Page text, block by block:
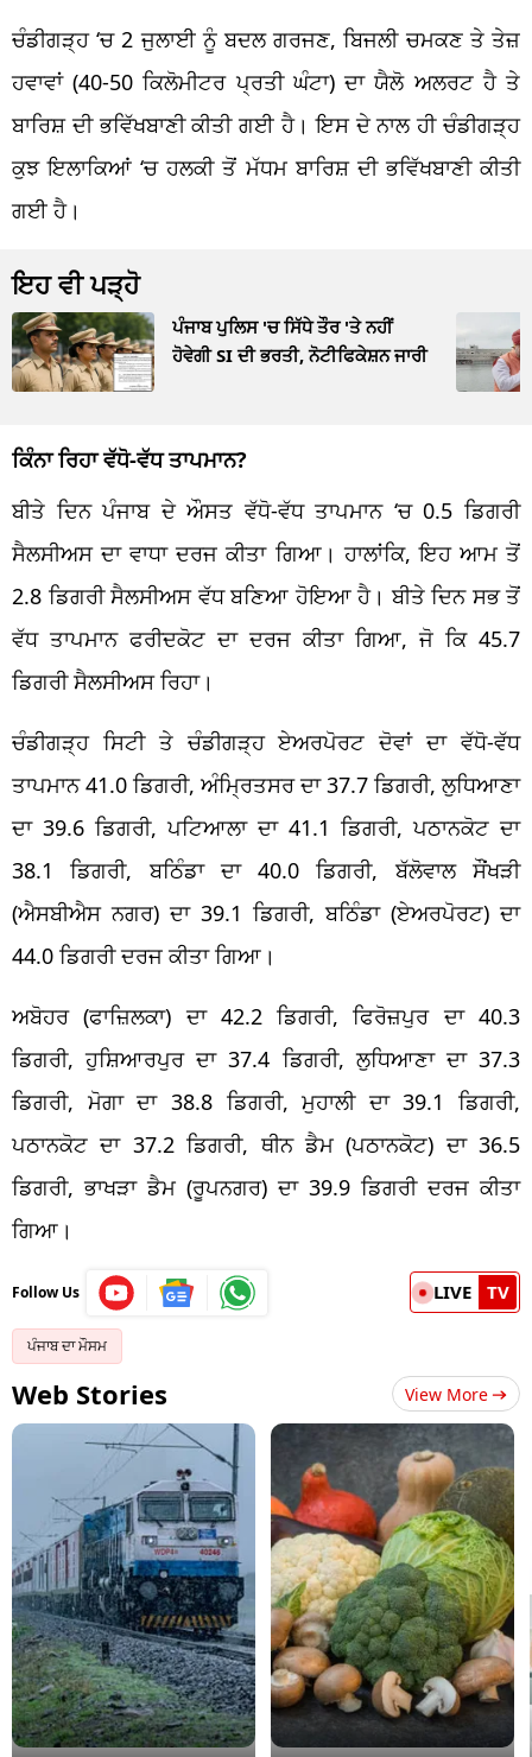
ਚੰਡੀਗੜ੍ਹ ‘ਚ 2 ਜੁਲਾਈ ਨੂੰ ਬਦਲ ਗਰਜਣ, ਬਿਜਲੀ ਚਮਕਣ ਤੇ ਤੇਜ਼
ਹਵਾਵਾਂ (40-50 ਕਿਲੋਮੀਟਰ ਪ੍ਰਤੀ ਘੰਟਾ) ਦਾ ਯੈਲੋ ਅਲਰਟ ਹੈ ਤੇ
ਬਾਰਿਸ਼ ਦੀ ਭਵਿੱਖਬਾਣੀ ਕੀਤੀ ਗਈ ਹੈ। ਇਸ ਦੇ ਨਾਲ ਹੀ ਚੰਡੀਗੜ੍ਹ
ਕੁਝ ਇਲਾਕਿਆਂ ‘ਚ ਹਲਕੀ ਤੋਂ ਮੱਧਮ ਬਾਰਿਸ਼ ਦੀ ਭਵਿੱਖਬਾਣੀ ਕੀਤੀ
ਗਈ ਹੈ।
ਇਹ ਵੀ ਪੜ੍ਹੋ
ਪੰਜਾਬ ਪੁਲਿਸ 'ਚ ਸਿੱਧੇ ਤੌਰ 'ਤੇ ਨਹੀਂ
ਹੋਵੇਗੀ SI ਦੀ ਭਰਤੀ, ਨੋਟੀਫਿਕੇਸ਼ਨ ਜਾਰੀ
ਕਿੰਨਾ ਰਿਹਾ ਵੱਧੋ-ਵੱਧ ਤਾਪਮਾਨ?
ਬੀਤੇ ਦਿਨ ਪੰਜਾਬ ਦੇ ਔਸਤ ਵੱਧੋ-ਵੱਧ ਤਾਪਮਾਨ ‘ਚ 0.5 ਡਿਗਰੀ
ਸੈਲਸੀਅਸ ਦਾ ਵਾਧਾ ਦਰਜ ਕੀਤਾ ਗਿਆ। ਹਾਲਾਂਕਿ, ਇਹ ਆਮ ਤੋਂ
2.8 ਡਿਗਰੀ ਸੈਲਸੀਅਸ ਵੱਧ ਬਣਿਆ ਹੋਇਆ ਹੈ। ਬੀਤੇ ਦਿਨ ਸਭ ਤੋਂ
ਵੱਧ ਤਾਪਮਾਨ ਫਰੀਦਕੋਟ ਦਾ ਦਰਜ ਕੀਤਾ ਗਿਆ, ਜੋ ਕਿ 45.7
ਡਿਗਰੀ ਸੈਲਸੀਅਸ ਰਿਹਾ।
ਚੰਡੀਗੜ੍ਹ ਸਿਟੀ ਤੇ ਚੰਡੀਗੜ੍ਹ ਏਅਰਪੋਰਟ ਦੋਵਾਂ ਦਾ ਵੱਧੋ-ਵੱਧ
ਤਾਪਮਾਨ 41.0 ਡਿਗਰੀ, ਅੰਮ੍ਰਿਤਸਰ ਦਾ 37.7 ਡਿਗਰੀ, ਲੁਧਿਆਣਾ
ਦਾ 39.6 ਡਿਗਰੀ, ਪਟਿਆਲਾ ਦਾ 41.1 ਡਿਗਰੀ, ਪਠਾਨਕੋਟ ਦਾ
38.1 ਡਿਗਰੀ, ਬਠਿੰਡਾ ਦਾ 40.0 ਡਿਗਰੀ, ਬੱਲੋਵਾਲ ਸੌਂਖੜੀ
(ਐਸਬੀਐਸ ਨਗਰ) ਦਾ 39.1 ਡਿਗਰੀ, ਬਠਿੰਡਾ (ਏਅਰਪੋਰਟ) ਦਾ
44.0 ਡਿਗਰੀ ਦਰਜ ਕੀਤਾ ਗਿਆ।
ਅਬੋਹਰ (ਫਾਜ਼ਿਲਕਾ) ਦਾ 42.2 ਡਿਗਰੀ, ਫਿਰੋਜ਼ਪੁਰ ਦਾ 40.3
ਡਿਗਰੀ, ਹੁਸ਼ਿਆਰਪੁਰ ਦਾ 37.4 ਡਿਗਰੀ, ਲੁਧਿਆਣਾ ਦਾ 37.3
ਡਿਗਰੀ, ਮੋਗਾ ਦਾ 38.8 ਡਿਗਰੀ, ਮੁਹਾਲੀ ਦਾ 39.1 ਡਿਗਰੀ,
ਪਠਾਨਕੋਟ ਦਾ 37.2 ਡਿਗਰੀ, ਥੀਨ ਡੈਮ (ਪਠਾਨਕੋਟ) ਦਾ 36.5
ਡਿਗਰੀ, ਭਾਖੜਾ ਡੈਮ (ਰੂਪਨਗਰ) ਦਾ 39.9 ਡਿਗਰੀ ਦਰਜ ਕੀਤਾ
ਗਿਆ।
Follow Us LIVE TV
ਪੰਜਾਬ ਦਾ ਮੌਸਮ
Web Stories View More